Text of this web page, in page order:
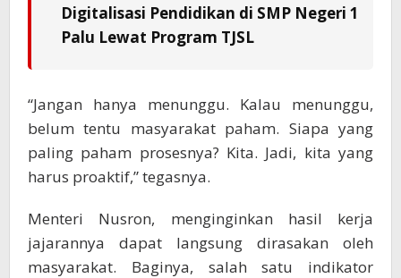
Digitalisasi Pendidikan di SMP Negeri 1
Palu Lewat Program TJSL
“Jangan hanya menunggu. Kalau menunggu,
belum tentu masyarakat paham. Siapa yang
paling paham prosesnya? Kita. Jadi, kita yang
harus proaktif,” tegasnya.
Menteri Nusron, menginginkan hasil kerja
jajarannya dapat langsung dirasakan oleh
masyarakat. Baginya, salah satu indikator